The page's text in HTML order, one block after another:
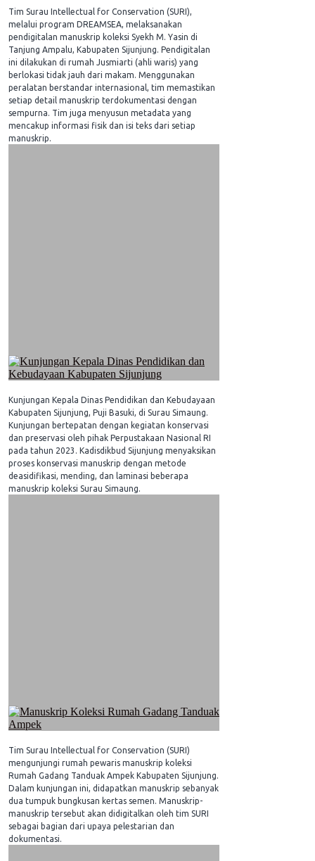
Tim Surau Intellectual for Conservation (SURI),
melalui program DREAMSEA, melaksanakan
pendigitalan manuskrip koleksi Syekh M. Yasin di
Tanjung Ampalu, Kabupaten Sijunjung. Pendigitalan
ini dilakukan di rumah Jusmiarti (ahli waris) yang
berlokasi tidak jauh dari makam. Menggunakan
peralatan berstandar internasional, tim memastikan
setiap detail manuskrip terdokumentasi dengan
sempurna. Tim juga menyusun metadata yang
mencakup informasi fisik dan isi teks dari setiap
manuskrip.
Kunjungan Kepala Dinas Pendidikan dan Kebudayaan
Kabupaten Sijunjung, Puji Basuki, di Surau Simaung.
Kunjungan bertepatan dengan kegiatan konservasi
dan preservasi oleh pihak Perpustakaan Nasional RI
pada tahun 2023. Kadisdikbud Sijunjung menyaksikan
proses konservasi manuskrip dengan metode
deasidifikasi, mending, dan laminasi beberapa
manuskrip koleksi Surau Simaung.
Tim Surau Intellectual for Conservation (SURI)
mengunjungi rumah pewaris manuskrip koleksi
Rumah Gadang Tanduak Ampek Kabupaten Sijunjung.
Dalam kunjungan ini, didapatkan manuskrip sebanyak
dua tumpuk bungkusan kertas semen. Manuskrip-
manuskrip tersebut akan didigitalkan oleh tim SURI
sebagai bagian dari upaya pelestarian dan
dokumentasi.